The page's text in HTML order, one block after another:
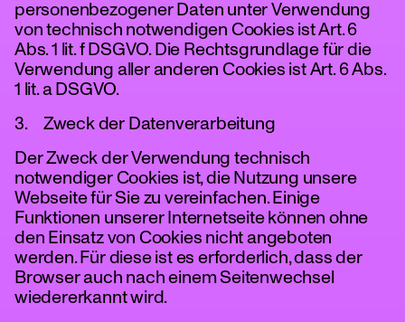
personenbezogener Daten unter Verwendung
von technisch notwendigen Cookies ist Art. 6
Abs. 1 lit. f DSGVO. Die Rechtsgrundlage für die
Verwendung aller anderen Cookies ist Art. 6 Abs.
1 lit. a DSGVO.
3. Zweck der Datenverarbeitung
Der Zweck der Verwendung technisch
notwendiger Cookies ist, die Nutzung unsere
Webseite für Sie zu vereinfachen. Einige
Funktionen unserer Internetseite können ohne
den Einsatz von Cookies nicht angeboten
werden. Für diese ist es erforderlich, dass der
Browser auch nach einem Seitenwechsel
wiedererkannt wird.